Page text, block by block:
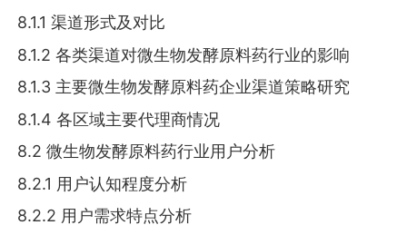
8.1.1 渠道形式及对比
8.1.2 各类渠道对微生物发酵原料药行业的影响
8.1.3 主要微生物发酵原料药企业渠道策略研究
8.1.4 各区域主要代理商情况
8.2 微生物发酵原料药行业用户分析
8.2.1 用户认知程度分析
8.2.2 用户需求特点分析